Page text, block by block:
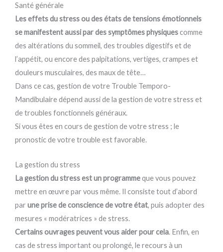
Santé générale​
Les effets du stress ou des états de tensions émotionnels
se manifestent aussi par des symptômes physiquescomme
des altérations du sommeil, des troubles digestifs et de
l’appétit, ou encore des palpitations, vertiges, crampes et
douleurs musculaires, des maux de tête…
Dans ce cas, gestion de votre Trouble Temporo-
Mandibulaire dépend aussi de la gestion de votre stress et
de troubles fonctionnels généraux.
Si vous êtes en cours de gestion de votre stress ; le
pronostic de votre trouble est favorable.
La gestion du stress​
La gestion du stress est un programmeque vous pouvez
mettre en œuvre par vous même. Il consiste tout d’abord
par une prise de conscience de votre état, puis adopter des
mesures « modératrices » de stress.
Certains ouvrages peuvent vous aider pour cela. Enfin, en
cas de stress important ou prolongé, le recours à un